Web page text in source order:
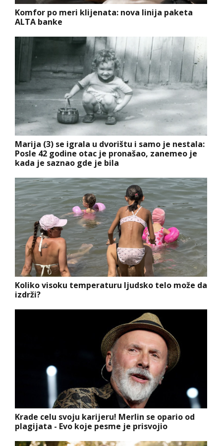
Komfor po meri klijenata: nova linija paketa
ALTA banke
Marija (3) se igrala u dvorištu i samo je nestala:
Posle 42 godine otac je pronašao, zanemeo je
kada je saznao gde je bila
Koliko visoku temperaturu ljudsko telo može da
izdrži?
Krade celu svoju karijeru! Merlin se opario od
plagijata - Evo koje pesme je prisvojio